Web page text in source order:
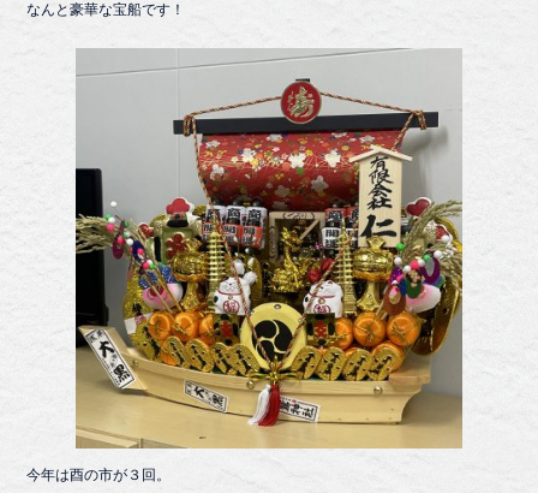
なんと豪華な宝船です！
今年は酉の市が３回。